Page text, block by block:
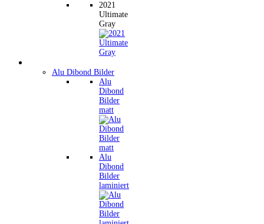
2021
Ultimate
Gray
Alu Dibond Bilder
Alu
Dibond
Bilder
matt
Alu
Dibond
Bilder
laminiert